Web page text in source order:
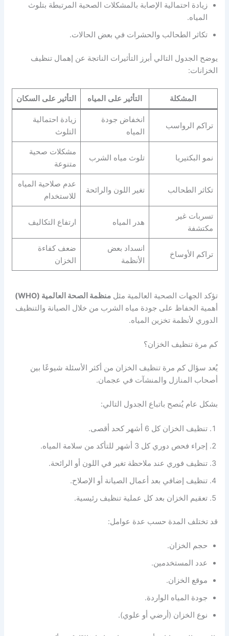
زيادة احتمالية الإصابة بالمشكلات الصحية المرتبطة بتلوث
المياه.
تكاثر الطحالب والحشرات في بعض الحالات.
يوضح الجدول التالي أبرز التأثيرات الناتجة عن إهمال تنظيف
الخزانات:
المشكلة التأثير على المياه التأثير على السكان
تراكم الرواسب
انخفاض جودة
المياه
زيادة احتمالية
التلوث
نمو البكتيريا تلوث مياه الشرب
مشكلات صحية
متنوعة
تكاثر الطحالب تغير اللون والرائحة
عدم صلاحية المياه
للاستخدام
تسربات غير
مكتشفة
هدر المياه ارتفاع التكاليف
تراكم الأوساخ
انسداد بعض
الأنظمة
ضعف كفاءة
الخزان
تؤكد الجهات الصحية العالمية مثلمنظمة الصحة العالمية (WHO)
أهمية الحفاظ على جودة مياه الشرب من خلال الصيانة والتنظيف
الدوري لأنظمة تخزين المياه.
كم مرة تنظيف الخزان؟
يُعد سؤال كم مرة تنظيف الخزان من أكثر الأسئلة شيوعًا بين
أصحاب المنازل والمنشآت في عجمان.
بشكل عام يُنصح باتباع الجدول التالي:
تنظيف الخزان كل 6 أشهر كحد أقصى.
إجراء فحص دوري كل 3 أشهر للتأكد من سلامة المياه.
تنظيف فوري عند ملاحظة تغير في اللون أو الرائحة.
تنظيف إضافي بعد أعمال الصيانة أو الإصلاح.
تعقيم الخزان بعد كل عملية تنظيف رئيسية.
قد تختلف المدة حسب عدة عوامل:
حجم الخزان.
عدد المستخدمين.
موقع الخزان.
جودة المياه الواردة.
نوع الخزان (أرضي أو علوي).